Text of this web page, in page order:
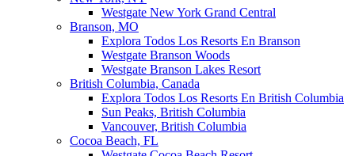
Westgate New York Grand Central
Branson, MO
Explora Todos Los Resorts En Branson
Westgate Branson Woods
Westgate Branson Lakes Resort
British Columbia, Canada
Explora Todos Los Resorts En British Columbia
Sun Peaks, British Columbia
Vancouver, British Columbia
Cocoa Beach, FL